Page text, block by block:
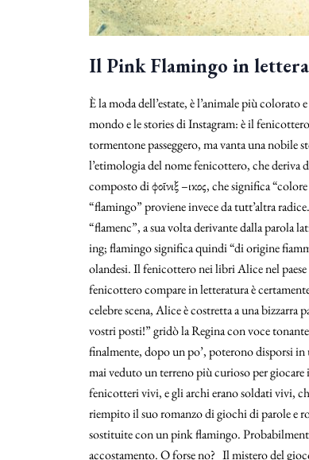
Il Pink Flamingo in
È la moda dell’estate, è l’animale più
mondo e le stories di Instagram: è il
tormentone passeggero, ma vanta una nobile
l’etimologia del nome fenicottero, che deriva
composto di ϕοῖνιξ –ικος, che significa
“flamingo” proviene invece da tutt’altra
“flamenc”, a sua volta derivante dalla parola
ing; flamingo significa quindi “di origine
olandesi. Il fenicottero nei libri Alice nel
fenicottero compare in letteratura è
celebre scena, Alice è costretta a una
vostri posti!” gridò la Regina con voce
finalmente, dopo un po’, poterono disporsi
mai veduto un terreno più curioso per
fenicotteri vivi, e gli archi erano soldati vivi,
riempito il suo romanzo di giochi di parole e
sostituite con un pink flamingo.
accostamento. O forse no? Il mistero del